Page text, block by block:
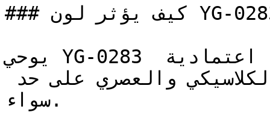
### كيف يؤثر لون YG-0283 على الإضاءة واتساع الغرفة؟
يوحي YG-0283 بالثبات والاتزان، ويوفر خلفية اعتمادية
سواء.